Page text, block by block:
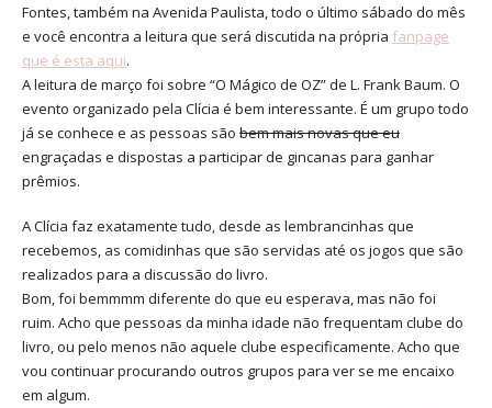
Fontes, também na Avenida Paulista, todo o último sábado do mês
e você encontra a leitura que será discutida na própria fanpage
que é esta aqui.
A leitura de março foi sobre “O Mágico de OZ” de L. Frank Baum. O
evento organizado pela Clícia é bem interessante. É um grupo todo
já se conhece e as pessoas são bem mais novas que eu
engraçadas e dispostas a participar de gincanas para ganhar
prêmios.
A Clícia faz exatamente tudo, desde as lembrancinhas que
recebemos, as comidinhas que são servidas até os jogos que são
realizados para a discussão do livro.
Bom, foi bemmmm diferente do que eu esperava, mas não foi
ruim. Acho que pessoas da minha idade não frequentam clube do
livro, ou pelo menos não aquele clube especificamente. Acho que
vou continuar procurando outros grupos para ver se me encaixo
em algum.